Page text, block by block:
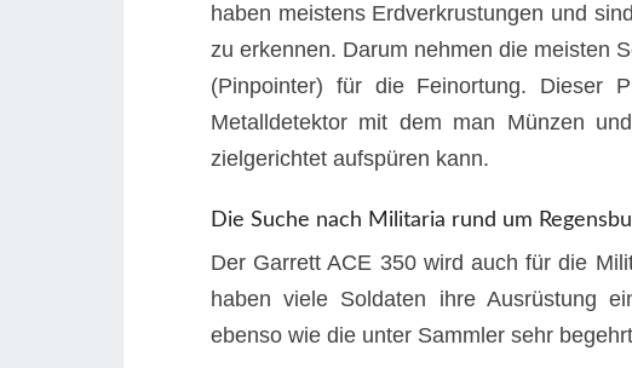
haben meistens Erdverkrustungen und
zu erkennen. Darum nehmen die meisten
(Pinpointer) für die Feinortung. Dieser
Metalldetektor mit dem man Münzen
zielgerichtet aufspüren kann.
Die Suche nach Militaria rund um
Der Garrett ACE 350 wird auch für die
haben viele Soldaten ihre Ausrüstung
ebenso wie die unter Sammler sehr